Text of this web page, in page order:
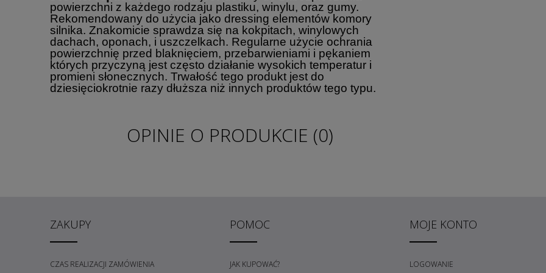
powierzchni z każdego rodzaju plastiku, winylu, oraz gumy.
Rekomendowany do użycia jako dressing elementów komory
silnika. Znakomicie sprawdza się na kokpitach, winylowych
dachach, oponach, i uszczelkach. Regularne użycie ochrania
powierzchnię przed blaknięciem, przebarwieniami i pękaniem
których przyczyną jest często działanie wysokich temperatur i
promieni słonecznych. Trwałość tego produkt jest do
dziesięciokrotnie razy dłuższa niż innych produktów tego typu.
OPINIE O PRODUKCIE (0)
ZAKUPY
CZAS REALIZACJI ZAMÓWIENIA
POMOC
JAK KUPOWAĆ?
MOJE KONTO
LOGOWANIE